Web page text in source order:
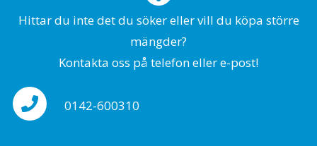
Hittar du inte det du söker eller vill du köpa större
mängder?
Kontakta oss på telefon eller e-post!
0142-600310